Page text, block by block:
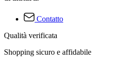
Contatto
Qualità verificata
Shopping sicuro e affidabile